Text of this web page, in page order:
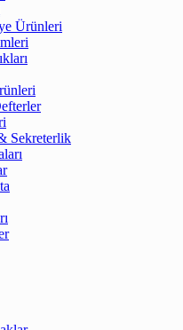
Ürünleri
Sekreterlik